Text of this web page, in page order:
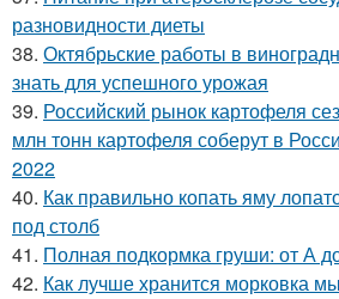
разновидности диеты
38. Октябрьские работы в
знать для успешного урожая
39. Российский рынок картофеля
млн тонн картофеля соберут в
2022
40. Как правильно копать яму
под столб
41. Полная подкормка груши: от А
42. Как лучше хранится морковка